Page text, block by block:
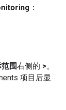
：
围右侧的 >。
项目后显